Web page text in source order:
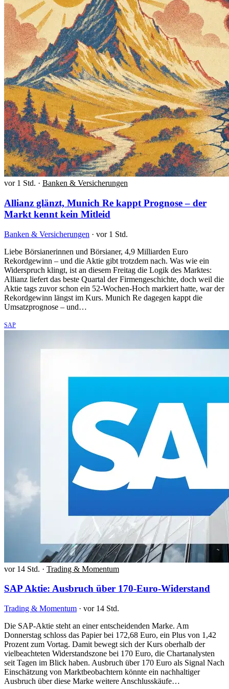
vor 1 Std. · Banken & Versicherungen
Allianz glänzt, Munich Re kappt Prognose – der
Markt kennt kein Mitleid
Banken & Versicherungen · vor 1 Std.
Liebe Börsianerinnen und Börsianer, 4,9 Milliarden Euro
Rekordgewinn – und die Aktie gibt trotzdem nach. Was wie ein
Widerspruch klingt, ist an diesem Freitag die Logik des Marktes:
Allianz liefert das beste Quartal der Firmengeschichte, doch weil die
Aktie tags zuvor schon ein 52-Wochen-Hoch markiert hatte, war der
Rekordgewinn längst im Kurs. Munich Re dagegen kappt die
Umsatzprognose – und…
SAP
vor 14 Std. · Trading & Momentum
SAP Aktie: Ausbruch über 170-Euro-Widerstand
Trading & Momentum · vor 14 Std.
Die SAP-Aktie steht an einer entscheidenden Marke. Am
Donnerstag schloss das Papier bei 172,68 Euro, ein Plus von 1,42
Prozent zum Vortag. Damit bewegt sich der Kurs oberhalb der
vielbeachteten Widerstandszone bei 170 Euro, die Chartanalysten
seit Tagen im Blick haben. Ausbruch über 170 Euro als Signal Nach
Einschätzung von Marktbeobachtern könnte ein nachhaltiger
Ausbruch über diese Marke weitere Anschlusskäufe…